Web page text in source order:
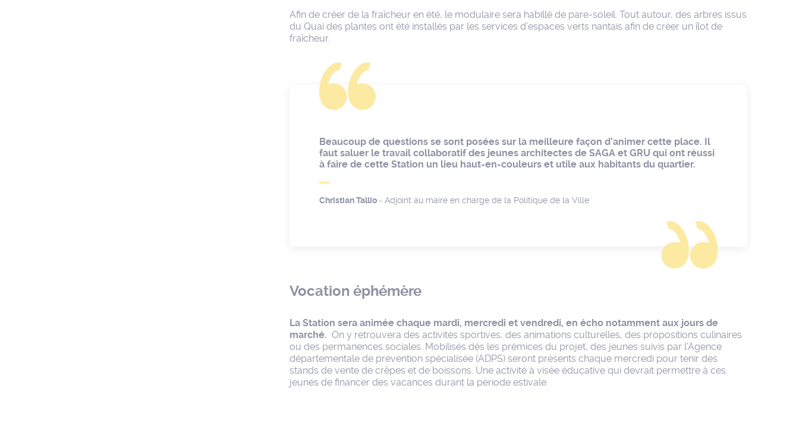
Afin de créer de la fraîcheur en été, le modulaire sera habillé de pare-soleil. Tout autour, des arbres issus
du Quai des plantes ont été installés par les services d’espaces verts nantais afin de créer un îlot de
fraîcheur.
Beaucoup de questions se sont posées sur la meilleure façon d’animer cette place. Il
faut saluer le travail collaboratif des jeunes architectes de SAGA et GRU qui ont réussi
à faire de cette Station un lieu haut-en-couleurs et utile aux habitants du quartier.
Christian Tallio - Adjoint au maire en charge de la Politique de la Ville
Vocation éphémère
La Station sera animée chaque mardi, mercredi et vendredi, en écho notamment aux jours de
marché. On y retrouvera des activités sportives, des animations culturelles, des propositions culinaires
ou des permanences sociales. Mobilisés dès les prémices du projet, des jeunes suivis par l’Agence
départementale de prévention spécialisée (ADPS) seront présents chaque mercredi pour tenir des
stands de vente de crêpes et de boissons. Une activité à visée éducative qui devrait permettre à ces
jeunes de financer des vacances durant la période estivale.